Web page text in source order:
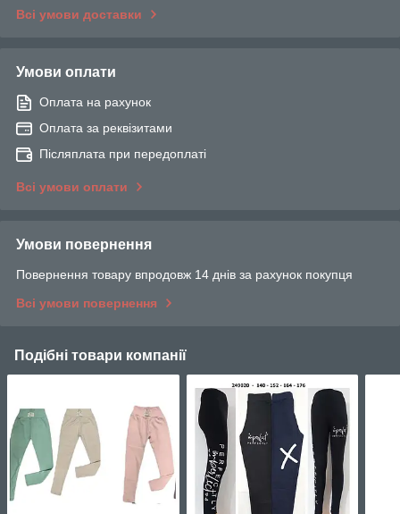
Всі умови доставки
Умови оплати
Оплата на рахунок
Оплата за реквізитами
Післяплата при передоплаті
Всі умови оплати
Умови повернення
Повернення товару впродовж 14 днів за рахунок покупця
Всі умови повернення
Подібні товари компанії